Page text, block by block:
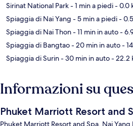
Sirinat National Park- 1 min a piedi- 0.0
Spiaggia di Nai Yang - 5 min a piedi-
Spiaggia di Nai Thon- 11 min in auto-
Spiaggia di Bangtao- 20 min in auto-
Spiaggia di Surin- 30 min in auto- 22.2
Informazioni su
Phuket Marriott Resort and
Phuket Marriott Resort and Spa, Nai